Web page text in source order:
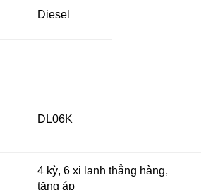
Diesel
DL06K
4 kỳ, 6 xi lanh thẳng hàng,
tăng áp